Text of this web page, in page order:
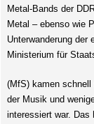
Metal-Bands der
Metal – ebenso wie
Unterwanderung der
Ministerium für
(MfS) kamen
der Musik und
interessiert war. Das